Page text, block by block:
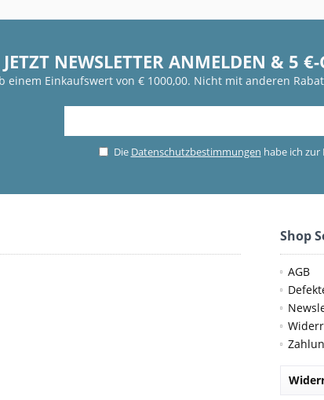
JETZT NEWSLETTER ANMELDEN & 5
einem Einkaufswert von € 1000,00. Nicht mit anderen
Die Datenschutzbestimmungen habe ich
Shop
AGB